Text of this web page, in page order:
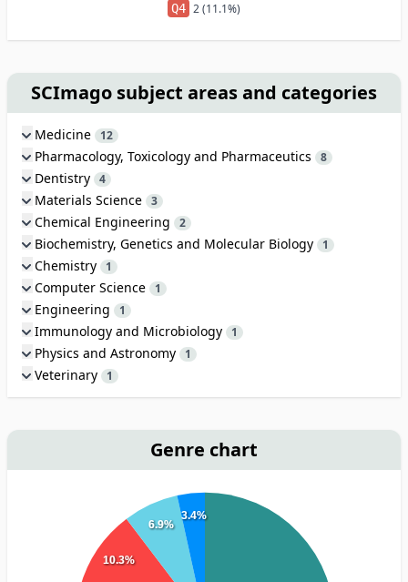
Q4 2 (11.1%)
SCImago subject areas and categories
Medicine 12
Pharmacology, Toxicology and Pharmaceutics 8
Dentistry 4
Materials Science 3
Chemical Engineering 2
Biochemistry, Genetics and Molecular Biology 1
Chemistry 1
Computer Science 1
Engineering 1
Immunology and Microbiology 1
Physics and Astronomy 1
Veterinary 1
Genre chart
10.3%
6.9%
3.4%